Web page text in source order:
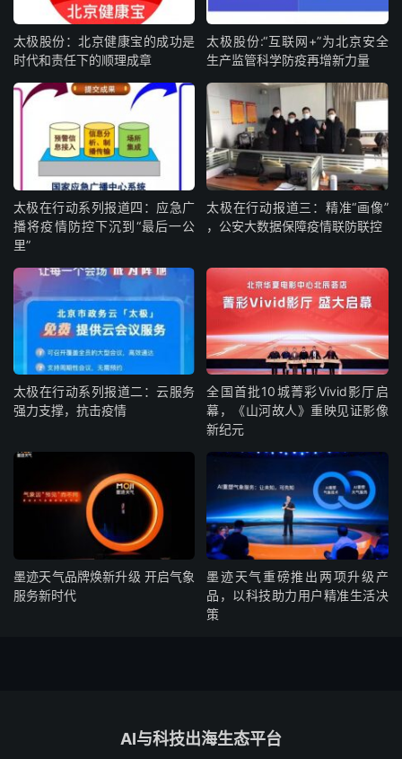
太极股份：北京健康宝的成功是
时代和责任下的顺理成章
太极股份:“互联网+”为北京安全
生产监管科学防疫再增新力量
太极在行动系列报道四：应急广
播将疫情防控下沉到“最后一公
里”
太极在行动报道三：精准“画像”
，公安大数据保障疫情联防联控
太极在行动系列报道二：云服务
强力支撑，抗击疫情
全国首批10城菁彩Vivid影厅启
幕，《山河故人》重映见证影像
新纪元
墨迹天气品牌焕新升级 开启气象
服务新时代
墨迹天气重磅推出两项升级产
品，以科技助力用户精准生活决
策
AI与科技出海生态平台